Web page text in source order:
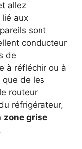
allez
lié aux
sont
conducteur
de
à réfléchir ou à
de les
routeur
réfrigérateur,
zone grise
.